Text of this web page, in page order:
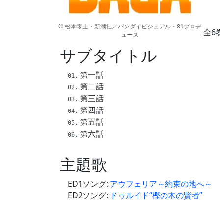
© 松本零士・新潮社／バンダイビジュアル・81プロデ
ュース
全6
サブタイトル
第一話
第二話
第三話
第四話
第五話
第六話
主題歌
ED1ソング: アウフェリア～約束の地へ～
ED2ソング: ドゥルイド“樫の木の賢者”